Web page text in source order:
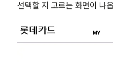
선택할 지 고르는 화면이 나